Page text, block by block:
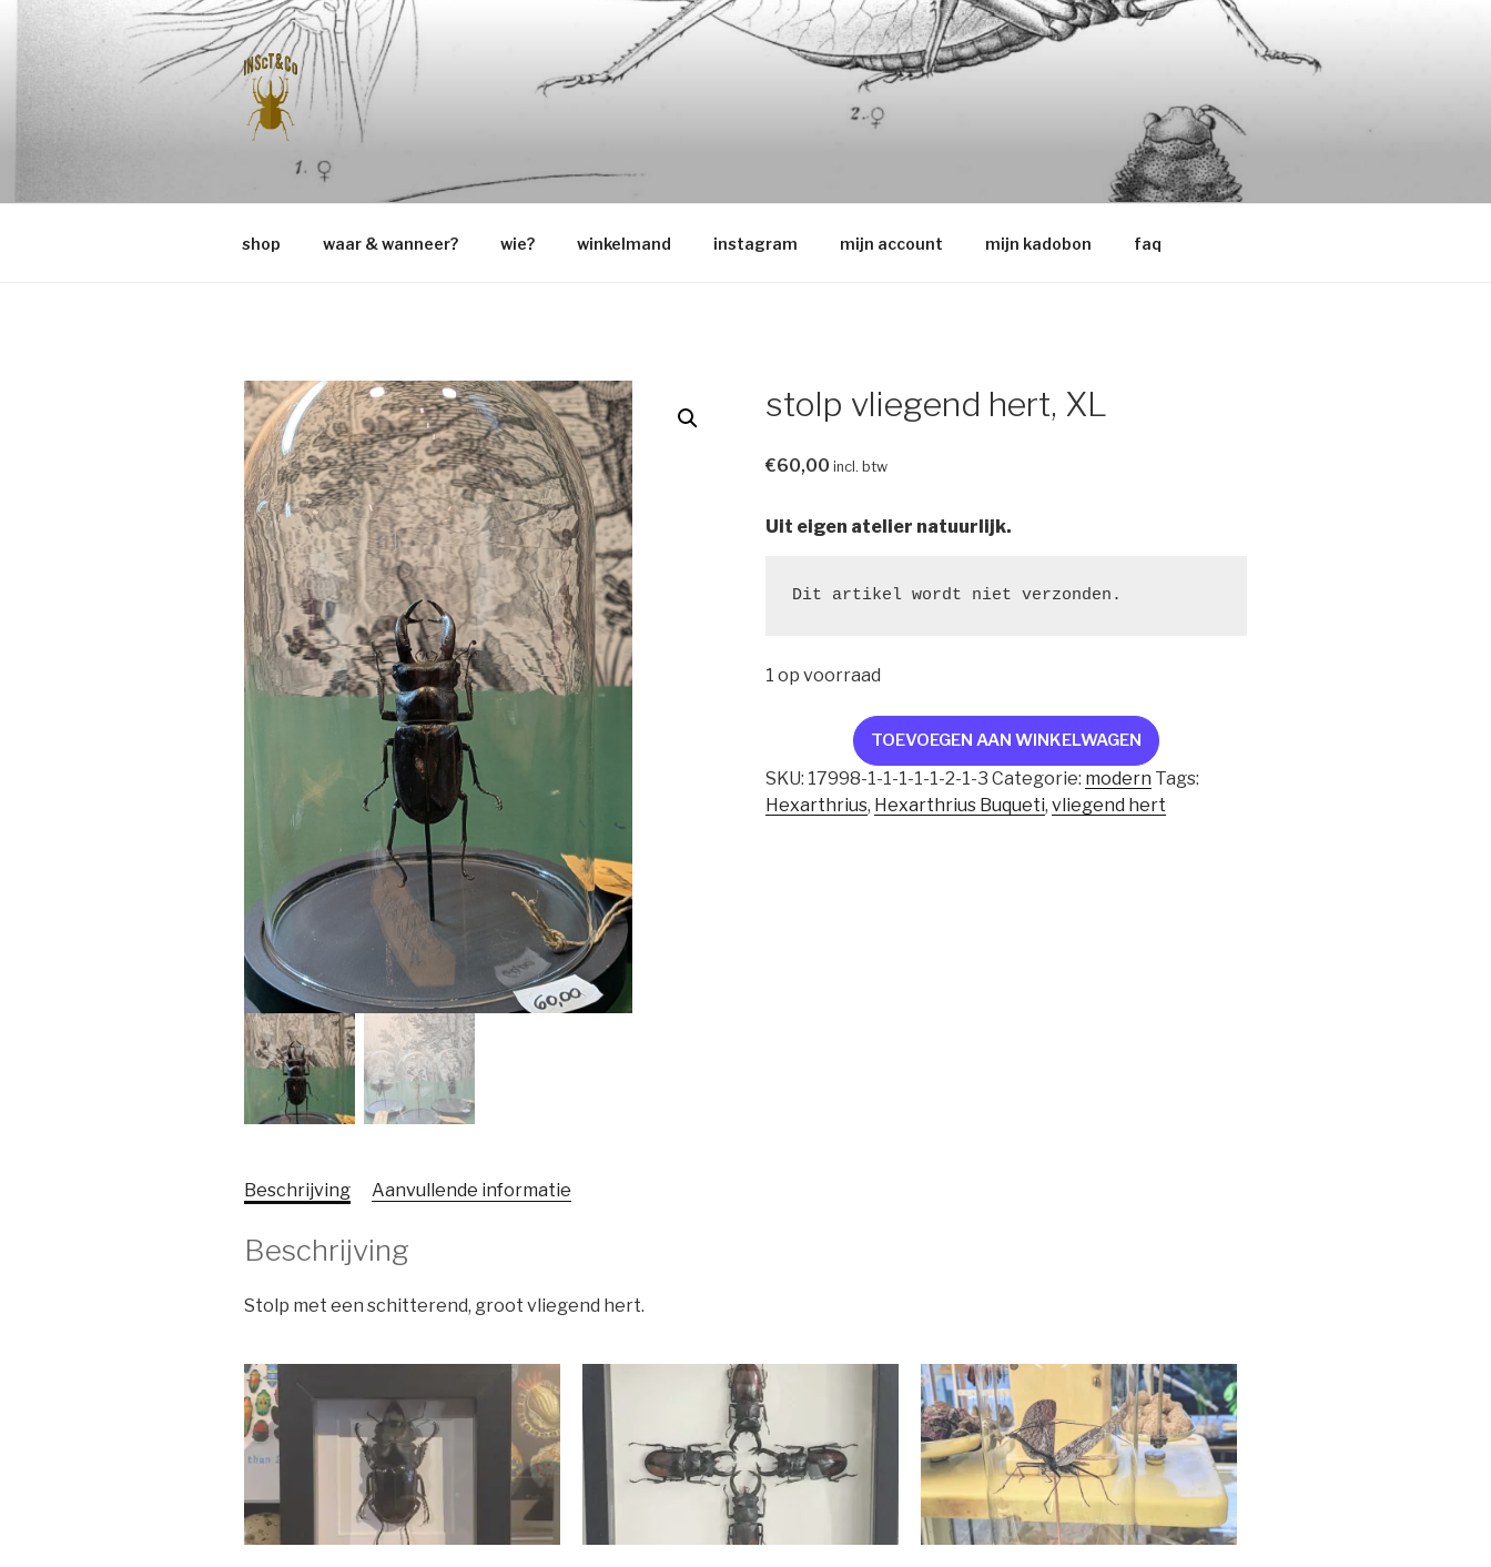
Naar
INSCT & CO
shop waar & wanneer? wie? winkelmand instagram mijn account mijn kadobon faq
stolp vliegend hert, XL
€60,00 incl. btw
Uit eigen atelier natuurlijk.
Dit artikel wordt niet verzonden.
1 op voorraad
hert,
XL
TOEVOEGEN AAN WINKELWAGEN
SKU: 17998-1-1-1-1-1-2-1-3 Categorie: modern Tags:
Hexarthrius, Hexarthrius Buqueti,vliegend hert
Beschrijving Aanvullende informatie
Beschrijving
Stolp met een schitterend, groot vliegend hert.